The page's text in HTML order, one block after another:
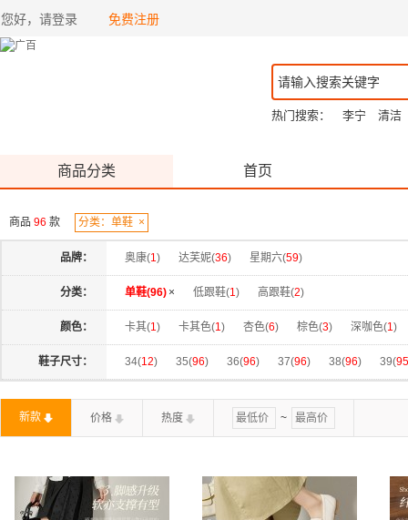
您好，请登录 免费注册
热门搜索： 李宁 清洁
商品分类 首页
商品 96 款 分类：单鞋 ×
品牌： 奥康(1) 达芙妮(36) 星期六(59)
分类： 单鞋(96) × 低跟鞋(1) 高跟鞋(2)
颜色： 卡其(1) 卡其色(1) 杏色(6) 棕色(3) 深咖色(1)
香槟色( 驼色( 黑色( 62) 咖啡( 1) 咖啡色(2)
粉色(1) 绿色(1)
鞋子尺寸： 34(12) 35(96) 36(96) 37(96) 38(96) 39(95
新款 价格 热度 ~